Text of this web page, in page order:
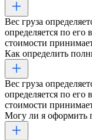
Вес груза
определяется по
стоимости
Как определить
Вес груза
определяется по
стоимости
Могу ли я оформить